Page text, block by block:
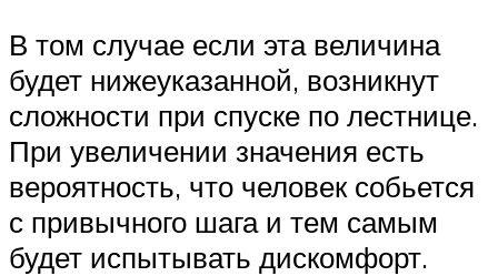
В том случае если эта величина
будет нижеуказанной, возникнут
сложности при спуске по лестнице.
При увеличении значения есть
вероятность, что человек собьется
с привычного шага и тем самым
будет испытывать дискомфорт.